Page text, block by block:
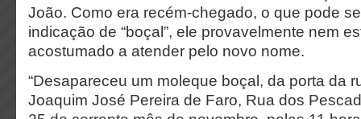
João. Como era recém-chegado, o que pode
indicação de “boçal”, ele provavelmente nem
acostumado a atender pelo novo nome.
“Desapareceu um moleque boçal, da porta da
Joaquim José Pereira de Faro, Rua dos